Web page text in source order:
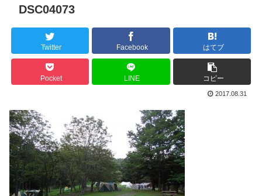
DSC04073
Twitter Facebook はてブ
Pocket LINE コピー
2017.08.31